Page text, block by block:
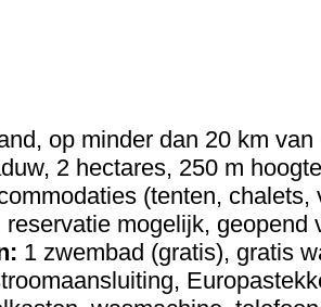
op minder dan 20 km
2 hectares, 250 m
(tenten,
mogelijk, geopend
1 zwembad (gratis), gratis